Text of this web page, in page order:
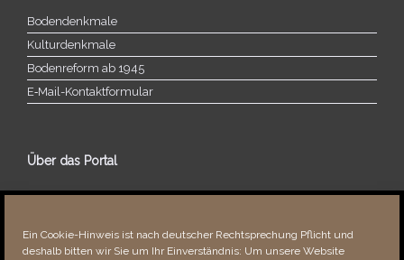
Ein Cookie-Hinweis ist nach deutscher Rechtsprechung Pflicht und
deshalb bitten wir Sie um Ihr Einverständnis: Um unsere Website
Bodendenkmale
Kulturdenkmale
Bodenreform ab 1945
E‑Mail-​​Kontaktformular
Über das Portal
Über dieses Portal